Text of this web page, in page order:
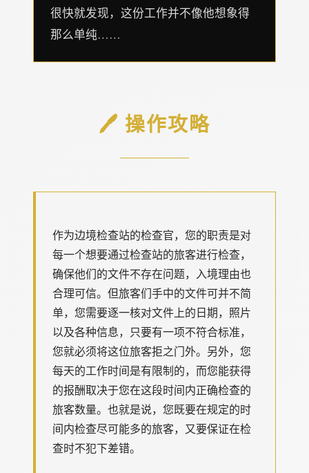
很快就发现，这份工作并不像他想象得
那么单纯……
🖊️ 操作攻略
作为边境检查站的检查官，您的职责是对
每一个想要通过检查站的旅客进行检查，
确保他们的文件不存在问题，入境理由也
合理可信。但旅客们手中的文件可并不简
单，您需要逐一核对文件上的日期，照片
以及各种信息，只要有一项不符合标准，
您就必须将这位旅客拒之门外。另外，您
每天的工作时间是有限制的，而您能获得
的报酬取决于您在这段时间内正确检查的
旅客数量。也就是说，您既要在规定的时
间内检查尽可能多的旅客，又要保证在检
查时不犯下差错。